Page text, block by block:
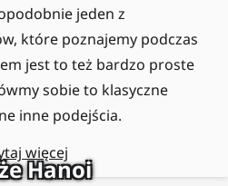
jeden z
które poznajemy podczas
jest to też bardzo proste
sobie to klasyczne
inne podejścia.
więcej
Hanoi